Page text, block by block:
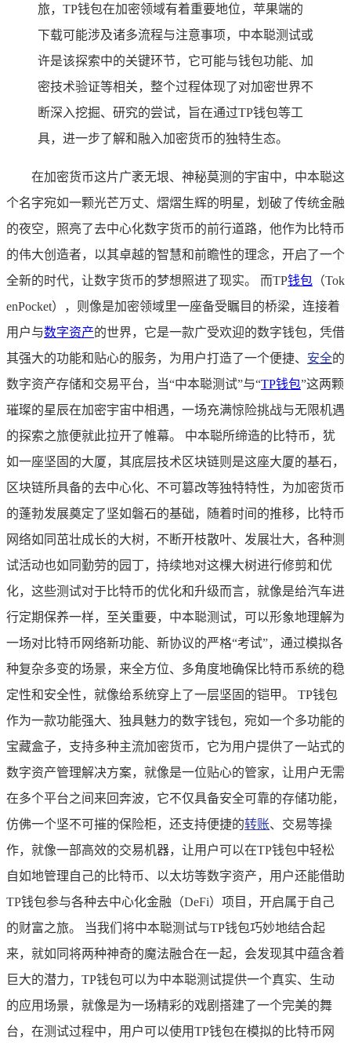
旅，TP钱包在加密领域有着重要地位，苹果端的
下载可能涉及诸多流程与注意事项，中本聪测试或
许是该探索中的关键环节，它可能与钱包功能、加
密技术验证等相关，整个过程体现了对加密世界不
断深入挖掘、研究的尝试，旨在通过TP钱包等工
具，进一步了解和融入加密货币的独特生态。
在加密货币这片广袤无垠、神秘莫测的宇宙中，中本聪这
个名字宛如一颗光芒万丈、熠熠生辉的明星，划破了传统金融
的夜空，照亮了去中心化数字货币的前行道路，他作为比特币
的伟大创造者，以其卓越的智慧和前瞻性的理念，开启了一个
全新的时代，让数字货币的梦想照进了现实。 而TP钱包 （Tok
enPocket），则像是加密领域里一座备受瞩目的桥梁，连接着
用户与数字资产的世界，它是一款广受欢迎的数字钱包，凭借
其强大的功能和贴心的服务，为用户打造了一个便捷、 安全的
数字资产存储和交易平台，当“中本聪测试”与“TP钱包”这两颗
璀璨的星辰在加密宇宙中相遇，一场充满惊险挑战与无限机遇
的探索之旅便就此拉开了帷幕。 中本聪所缔造的比特币，犹
如一座坚固的大厦，其底层技术区块链则是这座大厦的基石，
区块链所具备的去中心化、不可篡改等独特特性，为加密货币
的蓬勃发展奠定了坚如磐石的基础，随着时间的推移，比特币
网络如同茁壮成长的大树，不断开枝散叶、发展壮大，各种测
试活动也如同勤劳的园丁，持续地对这棵大树进行修剪和优
化，这些测试对于比特币的优化和升级而言，就像是给汽车进
行定期保养一样，至关重要，中本聪测试，可以形象地理解为
一场对比特币网络新功能、新协议的严格“考试”，通过模拟各
种复杂多变的场景，来全方位、多角度地确保比特币系统的稳
定性和安全性，就像给系统穿上了一层坚固的铠甲。 TP钱包
作为一款功能强大、独具魅力的数字钱包，宛如一个多功能的
宝藏盒子，支持多种主流加密货币，它为用户提供了一站式的
数字资产管理解决方案，就像是一位贴心的管家，让用户无需
在多个平台之间来回奔波，它不仅具备安全可靠的存储功能，
仿佛一个坚不可摧的保险柜，还支持便捷的转账、交易等操
作，就像一部高效的交易机器，让用户可以在TP钱包中轻松
自如地管理自己的比特币、以太坊等数字资产，用户还能借助
TP钱包参与各种去中心化金融（DeFi）项目，开启属于自己
的财富之旅。 当我们将中本聪测试与TP钱包巧妙地结合起
来，就如同将两种神奇的魔法融合在一起，会发现其中蕴含着
巨大的潜力，TP钱包可以为中本聪测试提供一个真实、生动
的应用场景，就像是为一场精彩的戏剧搭建了一个完美的舞
台，在测试过程中，用户可以使用TP钱包在模拟的比特币网